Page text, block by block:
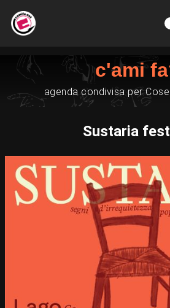
c'ami
agenda condivisa per
Sustaria